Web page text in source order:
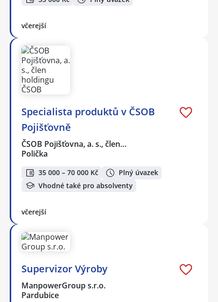
včerejší
Specialista produktů v ČSOB
Pojišťovně
ČSOB Pojišťovna, a. s., člen…
Polička
35 000 – 70 000 Kč
Plný úvazek
Vhodné také pro absolventy
včerejší
Supervizor Výroby
ManpowerGroup s.r.o.
Pardubice